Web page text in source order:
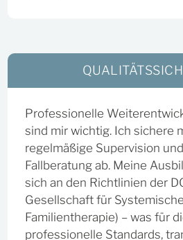
Professionelle
sind mir wichtig. Ich sichere
regelmäßige Supervision
Fallberatung ab. Meine
sich an den Richtlinien der
Gesellschaft für
Familientherapie) – was für
professionelle Standards,